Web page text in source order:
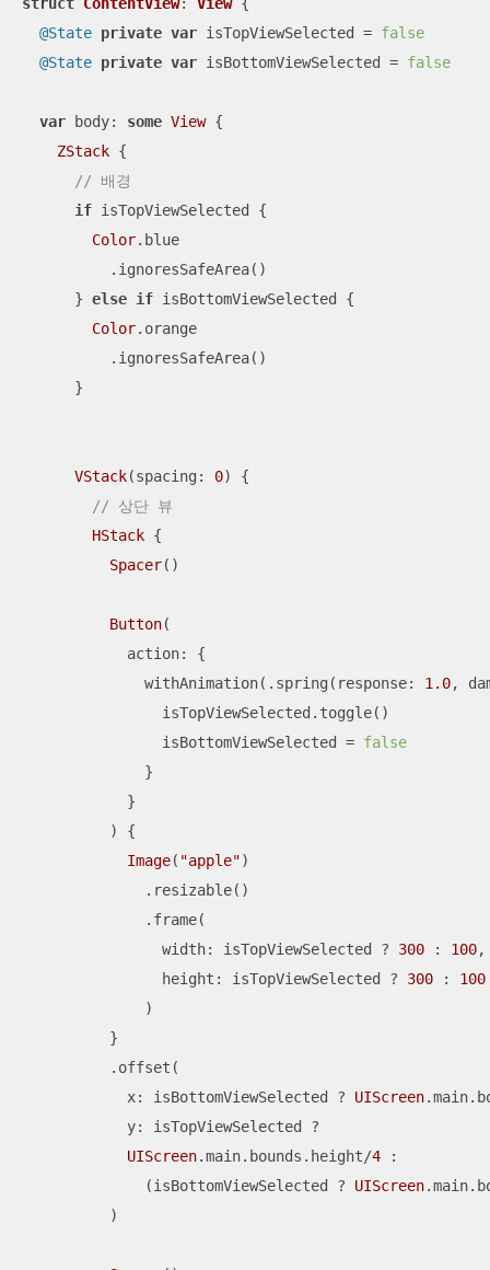
@State private var isTopViewSelected = false
@State private var isBottomViewSelected = false
var body: some View {
ZStack {
// 배경
if isTopViewSelected {
Color.blue
          .ignoresSafeArea()
      }
else if isBottomViewSelected {
Color.orange
          .ignoresSafeArea()
      }
VStack(spacing: 0) {
// 상단 뷰
HStack {
Spacer()
Button(
            action: {
              withAnimation(.spring(response:
1.0,
                isTopViewSelected.toggle()
                isBottomViewSelected
= false
              }
            }
          ) {
Image( "apple")
              .resizable()
              .frame(
                width: isTopViewSelected
? 300 : 100,
                height: isTopViewSelected
? 300 : 100
              )
          }
          .offset(
            x: isBottomViewSelected
? UIScreen
            y: isTopViewSelected
?
UIScreen.main.bounds.height/4 :
              (isBottomViewSelected
? UIScreen
          )